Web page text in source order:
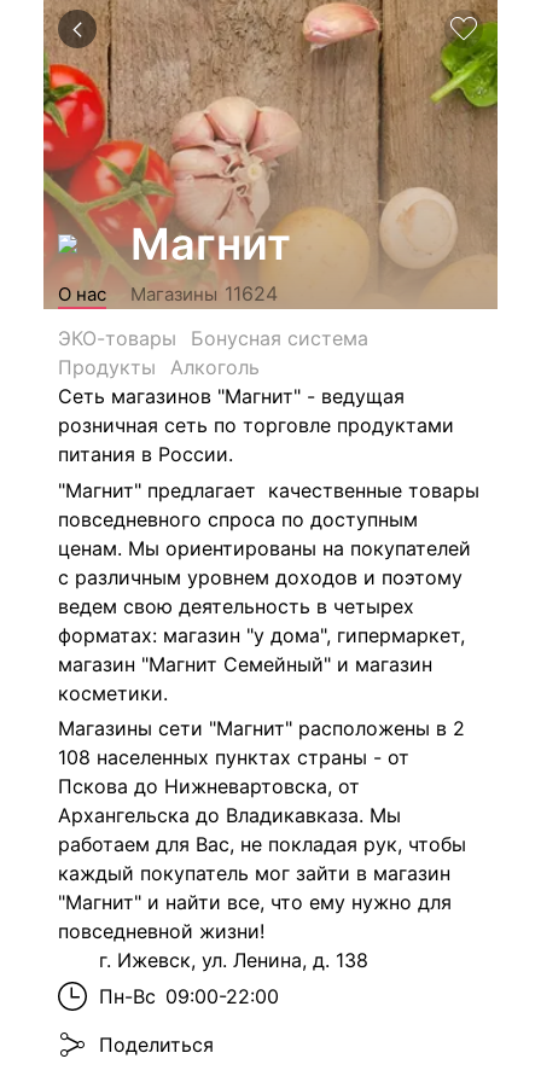
Магнит
О нас Магазины 11624
ЭКО-товары
Бонусная система
Продукты
Алкоголь
Сеть магазинов "Магнит" - ведущая
розничная сеть по торговле продуктами
питания в России.
"Магнит" предлагает качественные товары
повседневного спроса по доступным
ценам. Мы ориентированы на покупателей
с различным уровнем доходов и поэтому
ведем свою деятельность в четырех
форматах: магазин "у дома", гипермаркет,
магазин "Магнит Семейный" и магазин
косметики.
Магазины сети "Магнит" расположены в 2
108 населенных пунктах страны - от
Пскова до Нижневартовска, от
Архангельска до Владикавказа. Мы
работаем для Вас, не покладая рук, чтобы
каждый покупатель мог зайти в магазин
"Магнит" и найти все, что ему нужно для
повседневной жизни!
г. Ижевск, ул. Ленина, д. 138
Пн-Вс 09:00-22:00
Поделиться